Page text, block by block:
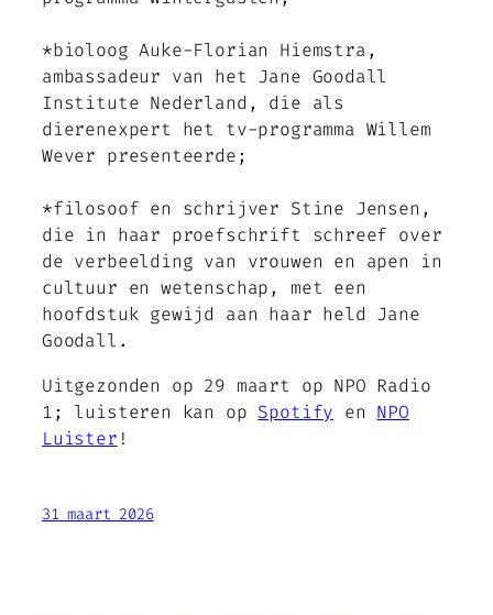
*bioloog Auke-Florian Hiemstra,
ambassadeur van het Jane Goodall
Institute Nederland, die als
dierenexpert het tv-programma Willem
Wever presenteerde;
*filosoof en schrijver Stine Jensen,
die in haar proefschrift schreef over
de verbeelding van vrouwen en apen in
cultuur en wetenschap, met een
hoofdstuk gewijd aan haar held Jane
Goodall.
Uitgezonden op 29 maart op NPO Radio
1; luisteren kan op Spotify en NPO
Luister !
31 maart 2026